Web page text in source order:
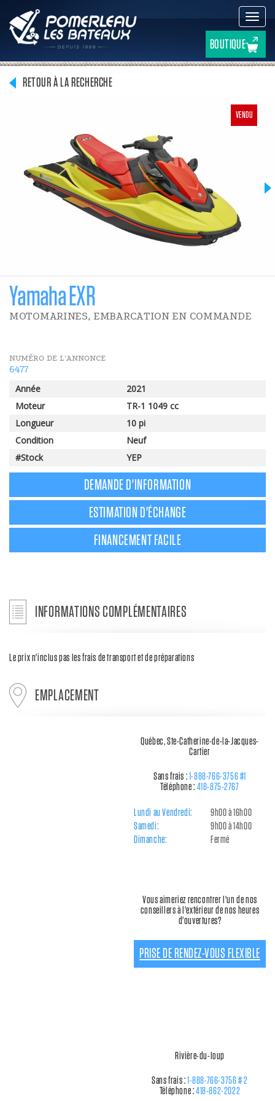
la
BOUTIQUE
RETOUR À LA RECHERCHE
VENDU
Yamaha EXR
MOTOMARINES, EMBARCATION EN COMMANDE
NUMÉRO DE L'ANNONCE
6477
Année
2021
Moteur
TR-1 1049 cc
Longueur
10 pi
Condition
Neuf
#Stock
YEP
DEMANDE D'INFORMATION
ESTIMATION D'ÉCHANGE
FINANCEMENT FACILE
INFORMATIONS COMPLÉMENTAIRES
Le prix n'inclus pas les frais de transport et de préparations
EMPLACEMENT
Québec, Ste-Catherine-de-la-Jacques-
Cartier
Sans frais :1-888-766-3756 #1
Téléphone : 418-875-2767
Lundi au Vendredi:
9h00 à 16h00
Samedi:
9h00 à 14h00
Dimanche:
Fermé
Vous aimeriez rencontrer l'un de nos
conseillers à l'extérieur de nos heures
d'ouvertures?
PRISE DE RENDEZ-VOUS FLEXIBLE
Rivière-du-loup
Sans frais :1-888-766-3756 # 2
Téléphone :418-862-2022